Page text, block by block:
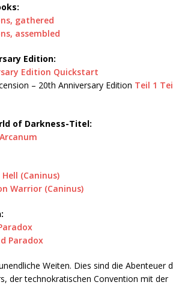
gathered
assembled
Edition:
Edition Quickstart
– 20th Anniversary Edition Teil 1
of Darkness-Titel:
(Caninus)
Warrior (Caninus)
Paradox
Weiten. Dies sind die Abenteuer
der technokratischen Convention mit der